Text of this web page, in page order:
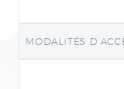
MODALITÉS